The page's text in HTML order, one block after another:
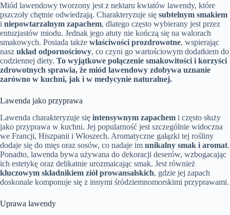
Miód lawendowy tworzony jest z nektaru kwiatów lawendy, które
pszczoły chętnie odwiedzają. Charakteryzuje się subtelnym smakiem
i niepowtarzalnym zapachem, dlatego często wybierany jest przez
entuzjastów miodu. Jednak jego atuty nie kończą się na walorach
smakowych. Posiada także właściwości prozdrowotne, wspierając
nasz układ odpornościowy, co czyni go wartościowym dodatkiem do
codziennej diety. To wyjątkowe połączenie smakowitości i korzyści
zdrowotnych sprawia, że miód lawendowy zdobywa uznanie
zarówno w kuchni, jak i w medycynie naturalnej.
Lawenda jako przyprawa
Lawenda charakteryzuje się intensywnym zapachem i często służy
jako przyprawa w kuchni. Jej popularność jest szczególnie widoczna
we Francji, Hiszpanii i Włoszech. Aromatyczne gałązki tej rośliny
dodaje się do mięs oraz sosów, co nadaje im unikalny smak i aromat.
Ponadto, lawenda bywa używana do dekoracji deserów, wzbogacając
ich estetykę oraz delikatnie urozmaicając smak. Jest również
kluczowym składnikiem ziół prowansalskich, gdzie jej zapach
doskonale komponuje się z innymi śródziemnomorskimi przyprawami.
Uprawa lawendy